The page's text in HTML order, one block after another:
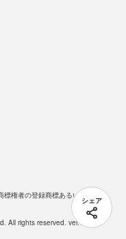
シェア
標権者の登録商標あるいは商標で
rights reserved. ver.1.5